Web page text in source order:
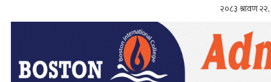
२०८३ श्रावण २२,